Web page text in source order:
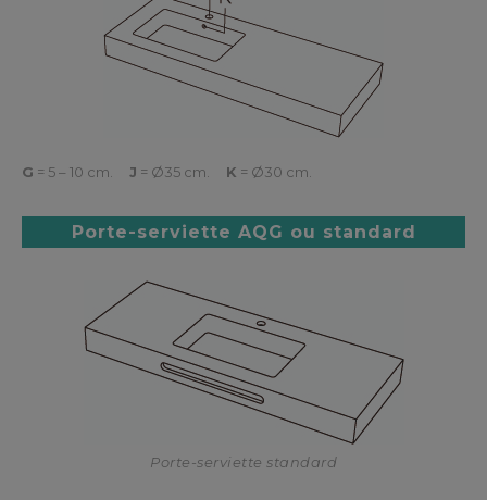
G = 5 – 10 cm. J = Ø35 cm. K = Ø30 cm.
Porte-serviette AQG ou standard
Porte-serviette standard